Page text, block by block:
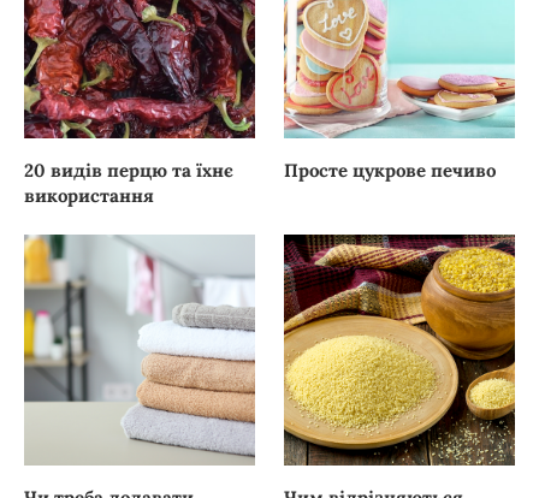
20 видів перцю та їхнє
використання
Просте цукрове печиво